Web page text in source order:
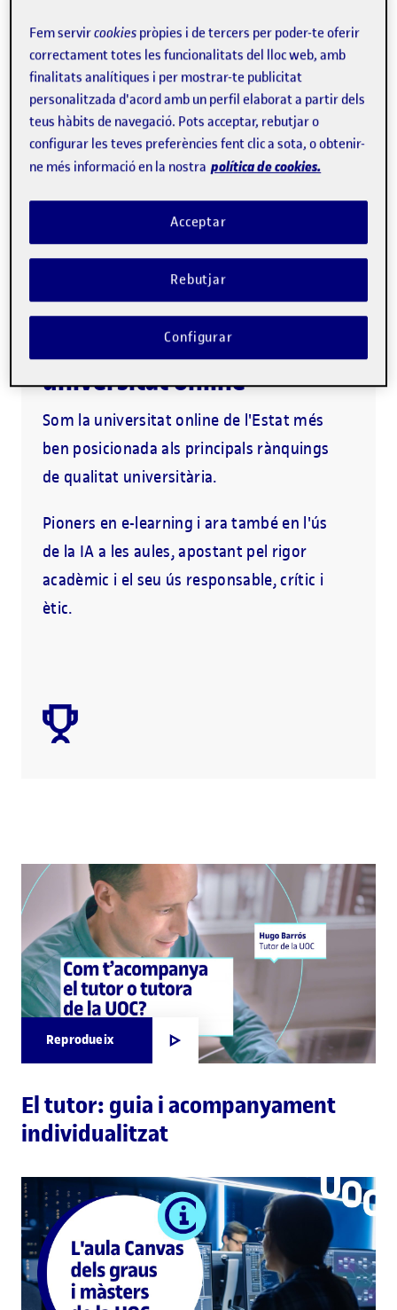
UOC.
Descarrega el programa (PDF)
Metodologia 100% online
1a. universitat online del món
Acompanyament personalitzat
La UOC, la millor
universitat online
Som la universitat online de l'Estat més
ben posicionada als principals rànquings
de qualitat universitària.
Pioners en e-learning i ara també en l'ús
de la IA a les aules, apostant pel rigor
acadèmic i el seu ús responsable, crític i
ètic.
Reprodueix
El tutor: guia i acompanyament
individualitzat
Fem servircookies pròpies i de tercers per poder-te oferir
correctament totes les funcionalitats del lloc web, amb
finalitats analítiques i per mostrar-te publicitat
personalitzada d'acord amb un perfil elaborat a partir dels
teus hàbits de navegació. Pots acceptar, rebutjar o
configurar les teves preferències fent clic a sota, o obtenir-
ne més informació en la nostra política de cookies.
Rebutjar
Acceptar
Configurar